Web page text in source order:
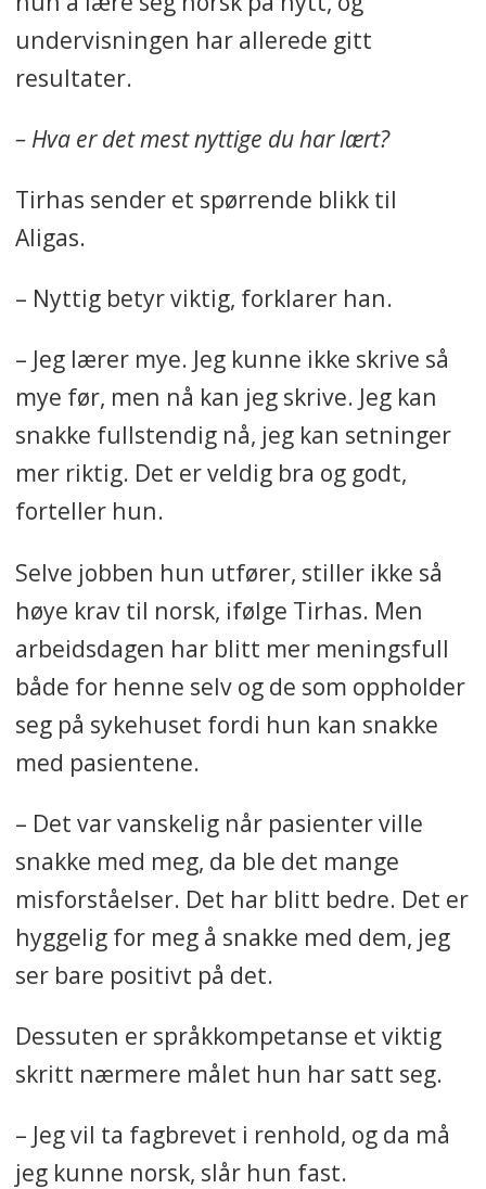
undervisningen har allerede gitt
resultater.
– Hva er det mest nyttige du har lært?
Tirhas sender et spørrende blikk til
Aligas.
– Nyttig betyr viktig, forklarer han.
– Jeg lærer mye. Jeg kunne ikke skrive så
mye før, men nå kan jeg skrive. Jeg kan
snakke fullstendig nå, jeg kan setninger
mer riktig. Det er veldig bra og godt,
forteller hun.
Selve jobben hun utfører, stiller ikke så
høye krav til norsk, ifølge Tirhas. Men
arbeidsdagen har blitt mer meningsfull
både for henne selv og de som oppholder
seg på sykehuset fordi hun kan snakke
med pasientene.
– Det var vanskelig når pasienter ville
snakke med meg, da ble det mange
misforståelser. Det har blitt bedre. Det er
hyggelig for meg å snakke med dem, jeg
ser bare positivt på det.
Dessuten er språkkompetanse et viktig
skritt nærmere målet hun har satt seg.
– Jeg vil ta fagbrevet i renhold, og da må
jeg kunne norsk, slår hun fast.